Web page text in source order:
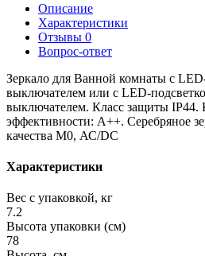
Описание
Характеристики
Отзывы 0
Вопрос-ответ
Зеркало для Ванной комнаты с
выключателем или с LED-
выключателем. Класс защиты IP44.
эффективности: А++. Серебряное
качества М0, АС/DC
Характеристики
Вес с упаковкой, кг
7.2
Высота упаковки (см)
78